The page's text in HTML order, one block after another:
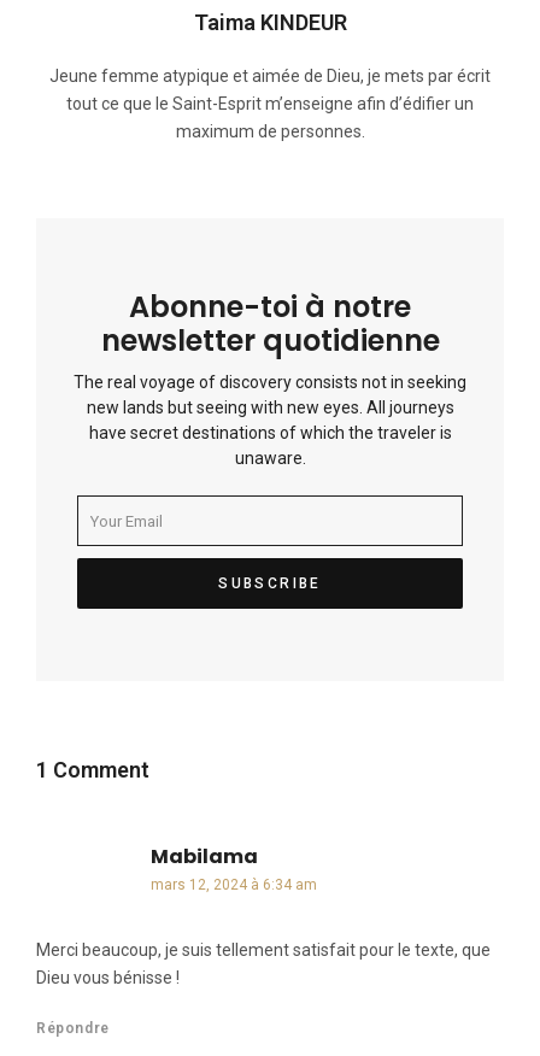
Taima KINDEUR
Jeune femme atypique et aimée de Dieu, je mets par écrit
tout ce que le Saint-Esprit m’enseigne afin d’édifier un
maximum de personnes.
Abonne-toi à notre
newsletter quotidienne
The real voyage of discovery consists not in seeking
new lands but seeing with new eyes. All journeys
have secret destinations of which the traveler is
unaware.
1 Comment
Mabilama
mars 12, 2024 à 6:34 am
Merci beaucoup, je suis tellement satisfait pour le texte, que
Dieu vous bénisse !
Répondre